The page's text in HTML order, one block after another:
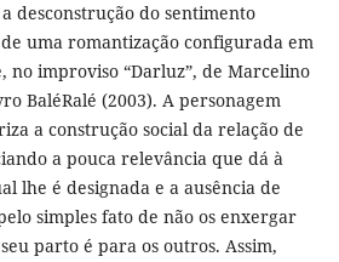
desconstrução do sentimento
uma romantização configurada em
improviso “Darluz”, de Marcelino
BaléRalé (2003). A personagem
a construção social da relação de
a pouca relevância que dá à
lhe é designada e a ausência de
simples fato de não os enxergar
parto é para os outros. Assim,